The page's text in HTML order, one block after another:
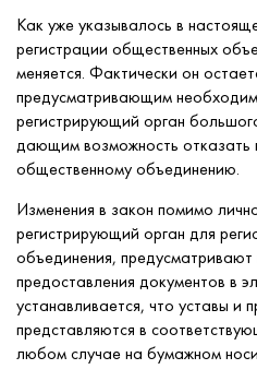
Как уже указывалось в
регистрации общественных
меняется. Фактически он
предусматривающим
регистрирующий орган
дающим возможность отказать
общественному объединению.
Изменения в закон помимо
регистрирующий орган для
объединения, предусматривают
предоставления документов в
устанавливается, что уставы и
представляются в
любом случае на бумажном